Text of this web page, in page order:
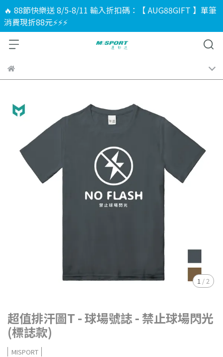
🔥 88節快樂送 8/5-8/11 輸入折扣碼：【 AUG88GIFT 】單筆
消費現折88元⚡⚡⚡
1 / 2
超值排汗圖T - 球場號誌 - 禁止球場閃光
(標誌款)
MISPORT